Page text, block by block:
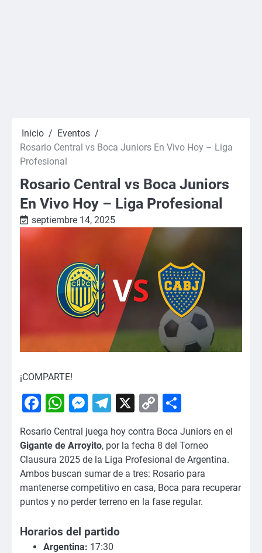
Inicio
Eventos
Rosario Central vs Boca Juniors En Vivo Hoy – Liga
Profesional
Rosario Central vs Boca Juniors
En Vivo Hoy – Liga Profesional
septiembre 14, 2025
¡COMPARTE!
Facebook
WhatsApp
Messenger
Telegram
X
Copy
Link
Rosario Central juega hoy contra Boca Juniors en el
Gigante de Arroyito, por la fecha 8 del Torneo
Clausura 2025 de la Liga Profesional de Argentina.
Ambos buscan sumar de a tres: Rosario para
mantenerse competitivo en casa, Boca para recuperar
puntos y no perder terreno en la fase regular.
Horarios del partido
Argentina: 17:30